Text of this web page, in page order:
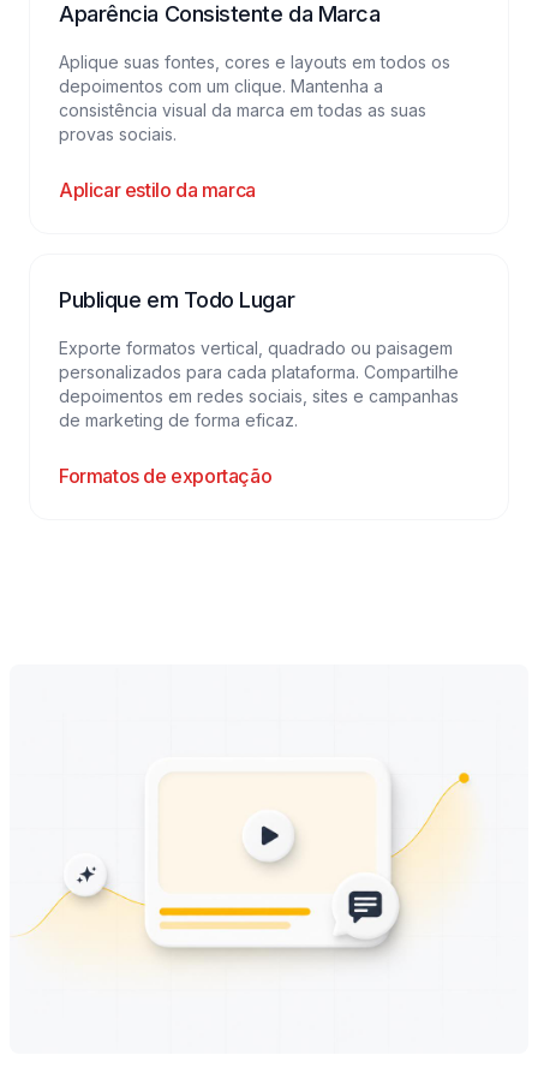
Aparência Consistente da Marca
Aplique suas fontes, cores e layouts em todos os
depoimentos com um clique. Mantenha a
consistência visual da marca em todas as suas
provas sociais.
Aplicar estilo da marca
Publique em Todo Lugar
Exporte formatos vertical, quadrado ou paisagem
personalizados para cada plataforma. Compartilhe
depoimentos em redes sociais, sites e campanhas
de marketing de forma eficaz.
Formatos de exportação